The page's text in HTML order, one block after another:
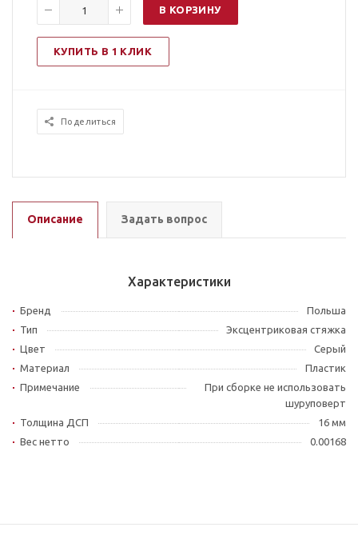
В КОРЗИНУ
КУПИТЬ В 1 КЛИК
Поделиться
Описание Задать вопрос
Характеристики
Бренд
Польша
Тип
Эксцентриковая стяжка
Цвет
Серый
Материал
Пластик
Примечание
При сборке не использовать
шуруповерт
Толщина ДСП
16 мм
Вес нетто
0.00168